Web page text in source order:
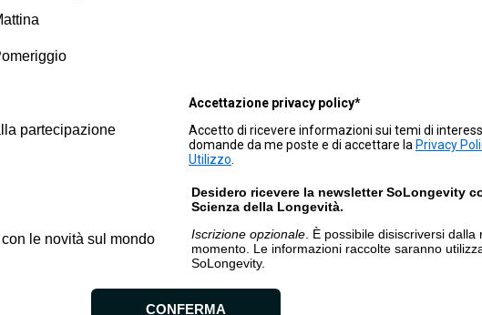
partecipazione
Accettazione privacy policy*
Accetto di ricevere informazioni sui temi di
domande da me poste e di accettare la Privacy
Utilizzo.
le novità sul mondo della scienza della Longevità.
le novità sul mondo
Desidero ricevere la newsletter SoLongevity
Scienza della Longevità.
Iscrizione opzionale. È possibile disiscriversi dalla
momento. Le informazioni raccolte saranno
SoLongevity.
CONFERMA